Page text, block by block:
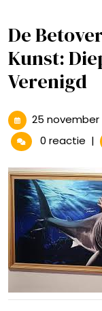
De
Kunst:
Verenigd
25 november
0 reactie |